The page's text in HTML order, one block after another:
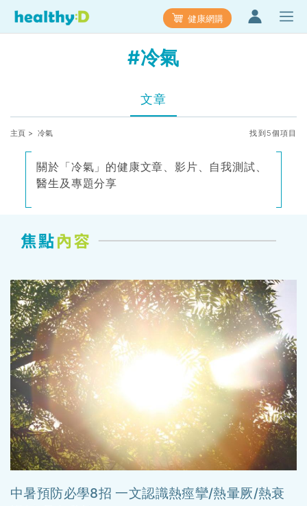
健康網購
#冷氣
文章
主頁 > 冷氣 找到5個項目
關於「冷氣」的健康文章、影片、自我測試、
醫生及專題分享
中暑預防必學8招 一文認識熱痙攣/熱暈厥/熱衰